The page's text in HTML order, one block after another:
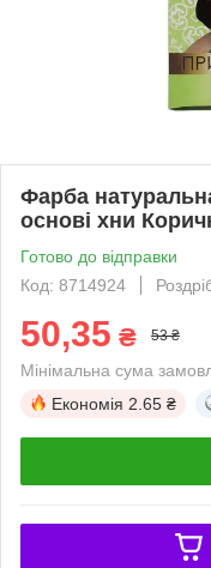
Фарба
основі хни
Готово до відправки
Код: 8714924
50,35 ₴ 53 ₴
Мінімальна сума
Економія 2.65 ₴